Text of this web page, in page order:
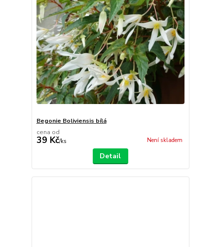
Begonie Boliviensis bílá
cena od
39 Kč/ks Není skladem
Detail